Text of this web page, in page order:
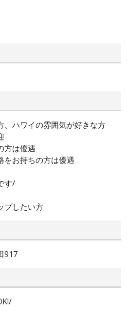
、ハワイの雰囲気が好きな方
方は優遇
をお持ちの方は優遇
す/
プしたい方
917